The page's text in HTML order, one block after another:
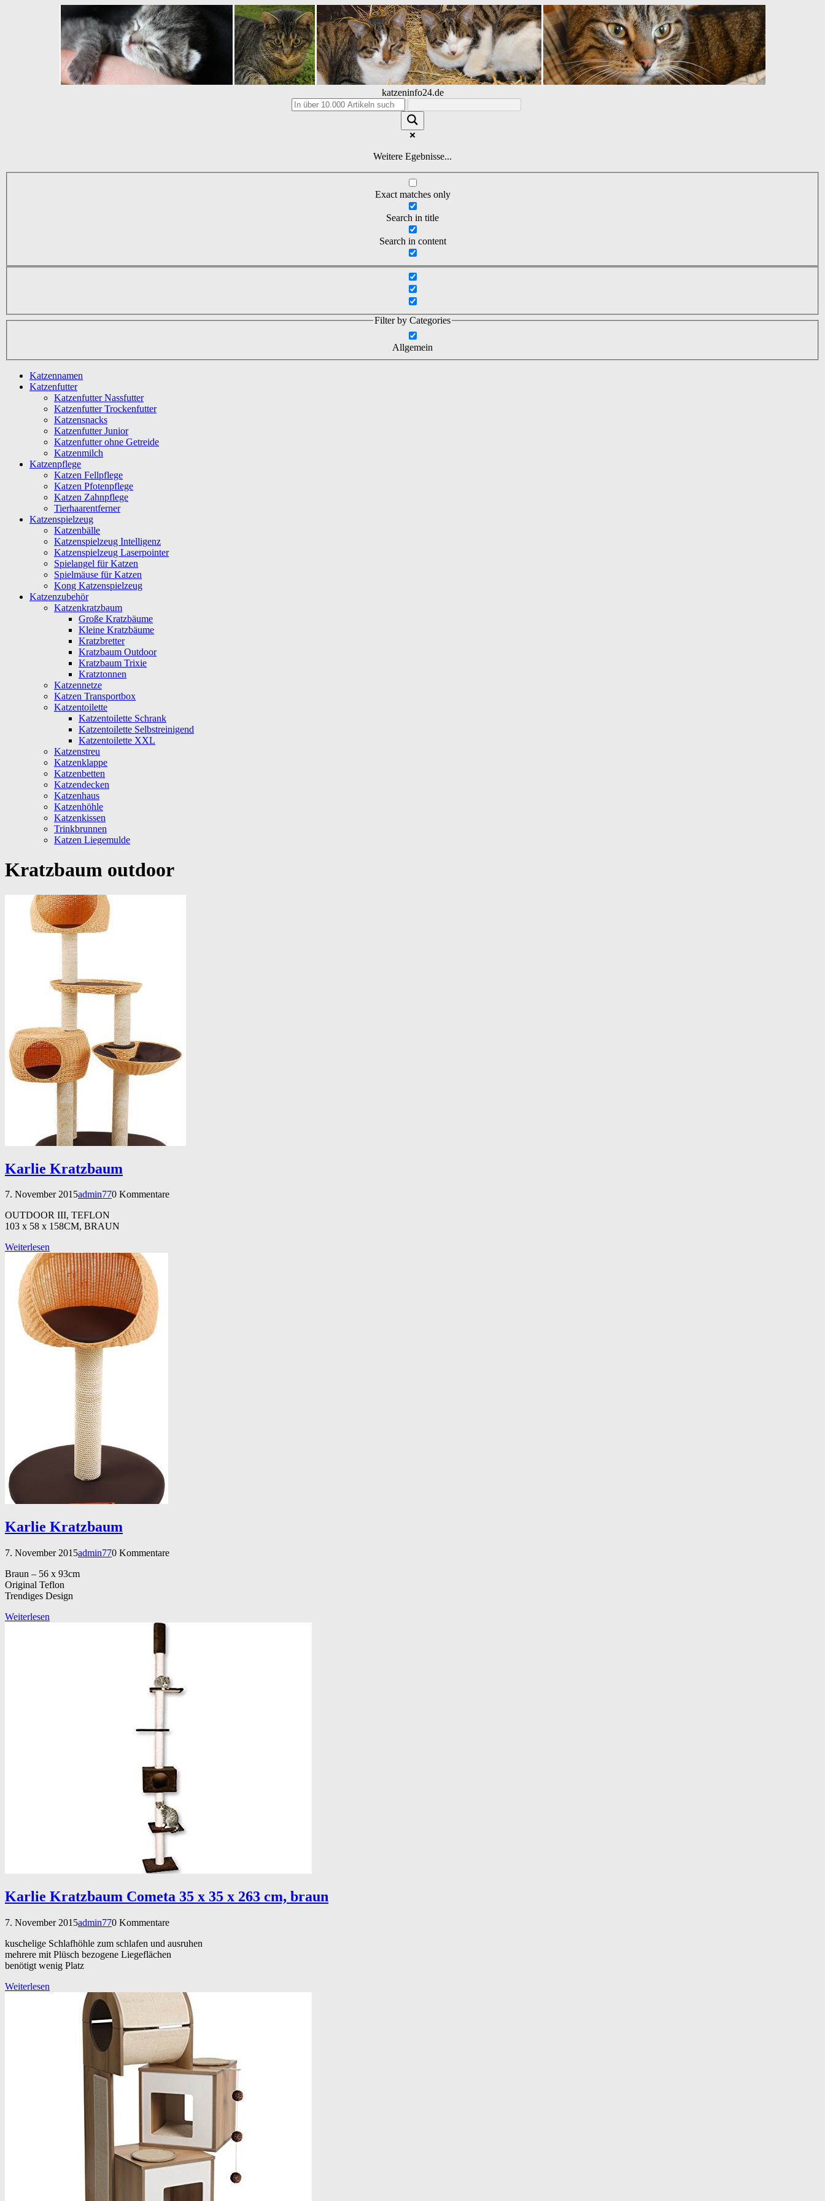
katzeninfo24.de
Weitere Egebnisse...
Exact matches only
Search in title
Search in content
Filter by Categories
Allgemein
Katzennamen
Katzenfutter
Katzenfutter Nassfutter
Katzenfutter Trockenfutter
Katzensnacks
Katzenfutter Junior
Katzenfutter ohne Getreide
Katzenmilch
Katzenpflege
Katzen Fellpflege
Katzen Pfotenpflege
Katzen Zahnpflege
Tierhaarentferner
Katzenspielzeug
Katzenbälle
Katzenspielzeug Intelligenz
Katzenspielzeug Laserpointer
Spielangel für Katzen
Spielmäuse für Katzen
Kong Katzenspielzeug
Katzenzubehör
Katzenkratzbaum
Große Kratzbäume
Kleine Kratzbäume
Kratzbretter
Kratzbaum Outdoor
Kratzbaum Trixie
Kratztonnen
Katzennetze
Katzen Transportbox
Katzentoilette
Katzentoilette Schrank
Katzentoilette Selbstreinigend
Katzentoilette XXL
Katzenstreu
Katzenklappe
Katzenbetten
Katzendecken
Katzenhaus
Katzenhöhle
Katzenkissen
Trinkbrunnen
Katzen Liegemulde
Kratzbaum outdoor
Karlie Kratzbaum
7. November 2015admin770 Kommentare
OUTDOOR III, TEFLON
103 x 58 x 158CM, BRAUN
Weiterlesen
Karlie Kratzbaum
7. November 2015admin770 Kommentare
Braun – 56 x 93cm
Original Teflon
Trendiges Design
Weiterlesen
Karlie Kratzbaum Cometa 35 x 35 x 263 cm, braun
7. November 2015admin770 Kommentare
kuschelige Schlafhöhle zum schlafen und ausruhen
mehrere mit Plüsch bezogene Liegeflächen
benötigt wenig Platz
Weiterlesen